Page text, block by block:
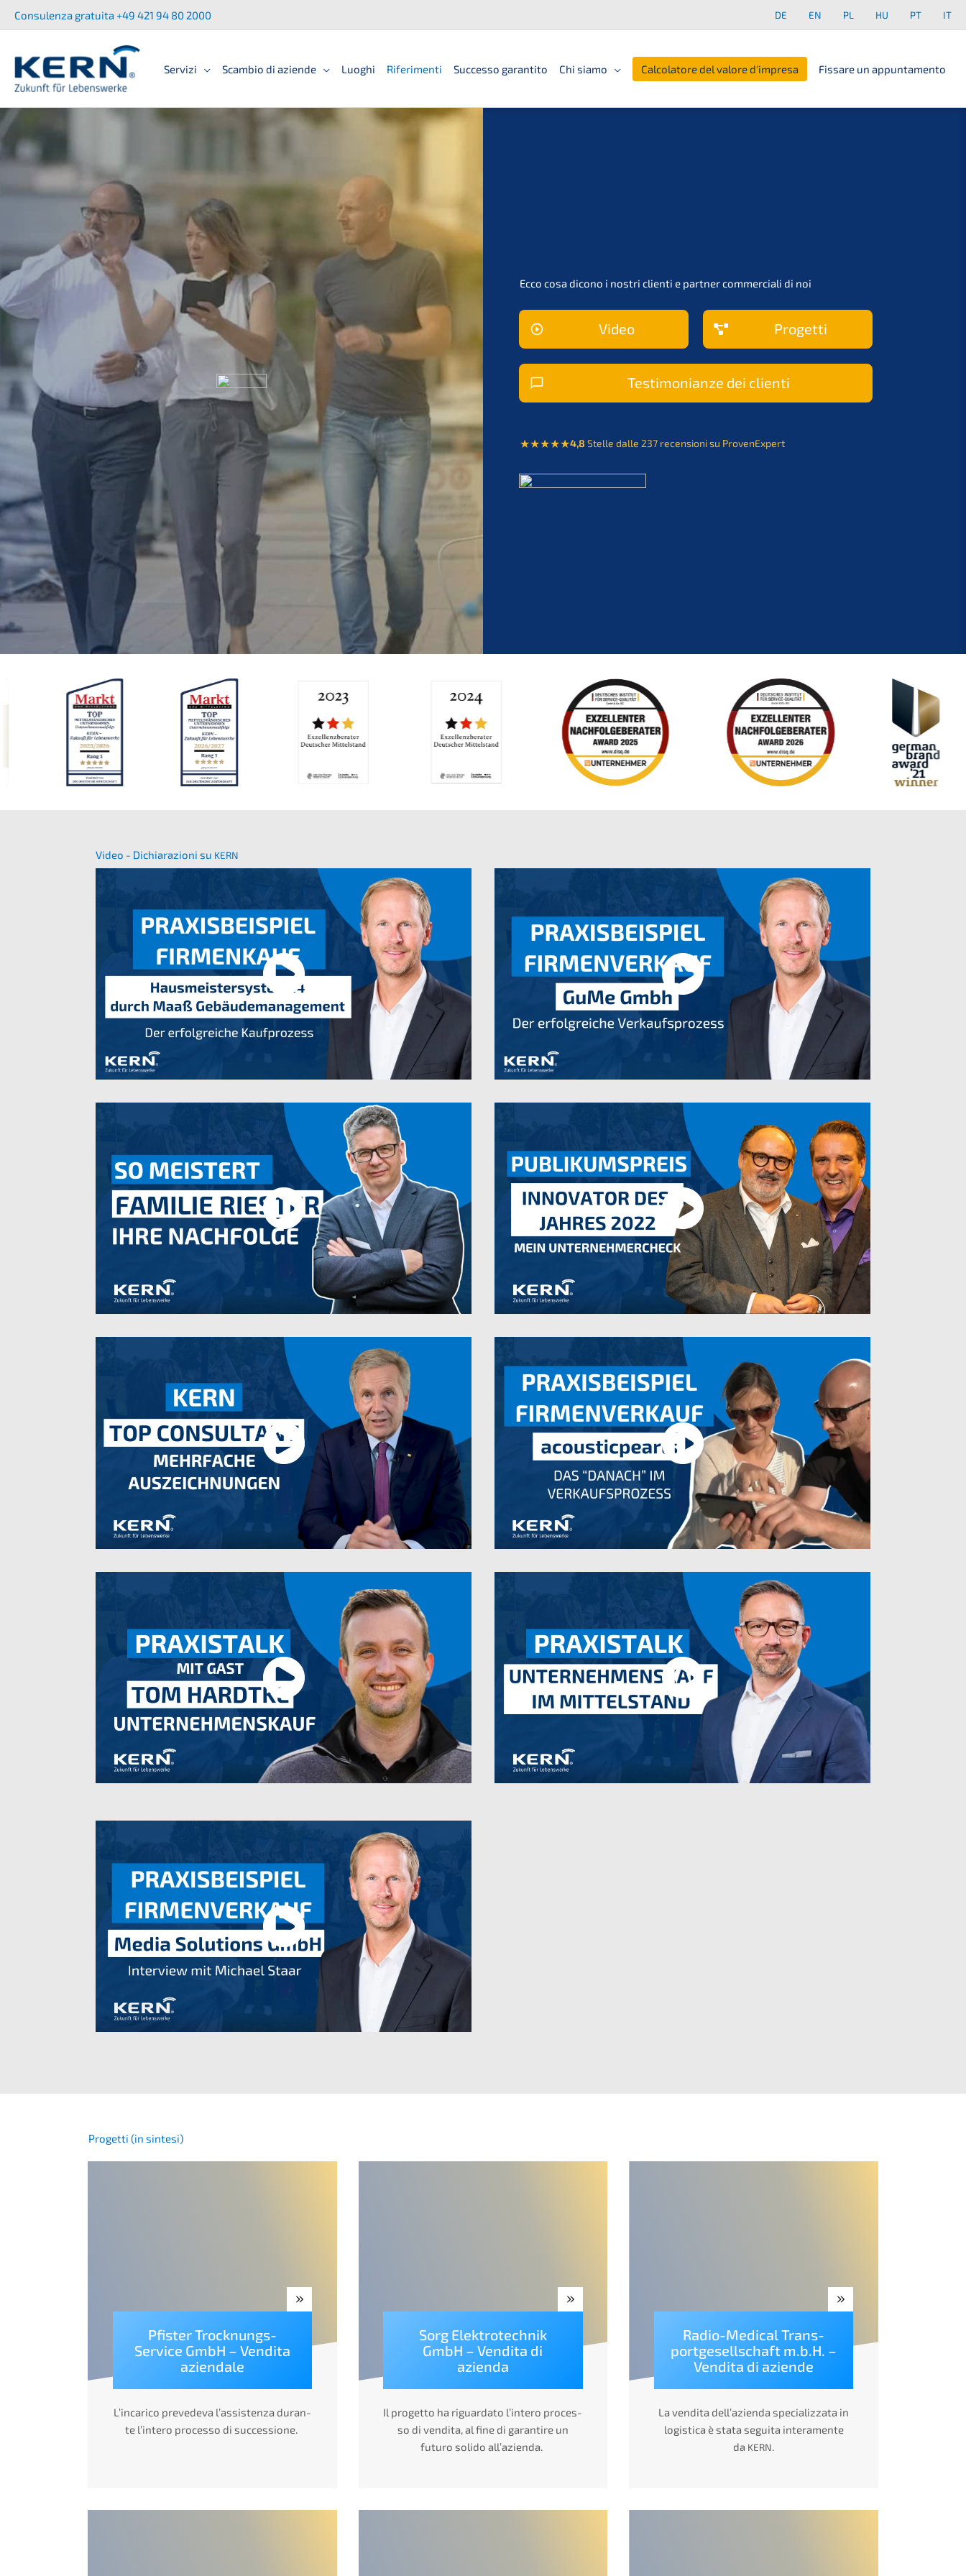
Inhalt
Consu­len­za gratui­ta +49 421 94 80 2000 DE EN PL HU PT IT
Servizi Scambio di aziende Luoghi Riferimenti Successo garantito Chi siamo Calcolatore del valore d'impresa Fissare un appuntamento
Ecco cosa dicono i nostri clienti e partner commer­cia­li di noi
Video Proget­ti
Testi­mo­ni­an­ze dei clienti
4,8 Stelle dalle 237 recen­sio­ni su ProvenExpert
Video - Dichia­ra­zio­ni su KERN
Proget­ti (in sintesi)
Pfister Trock­nungs-
Service GmbH – Vendita
aziendale
L’inca­ri­co preve­de­va l’assis­ten­za duran­
te l’inte­ro proces­so di successione.
Sorg Elektro­tech­nik
GmbH – Vendita di
azienda
Il proget­to ha riguar­da­to l’inte­ro proces­
so di vendita, al fine di garan­ti­re un
futuro solido all’azienda.
Radio-Medical Trans­
port­ge­sell­schaft m.b.H. –
Vendita di aziende
La vendita dell’a­zi­en­da specia­liz­za­ta in
logisti­ca è stata segui­ta inter­amen­te
da KERN.